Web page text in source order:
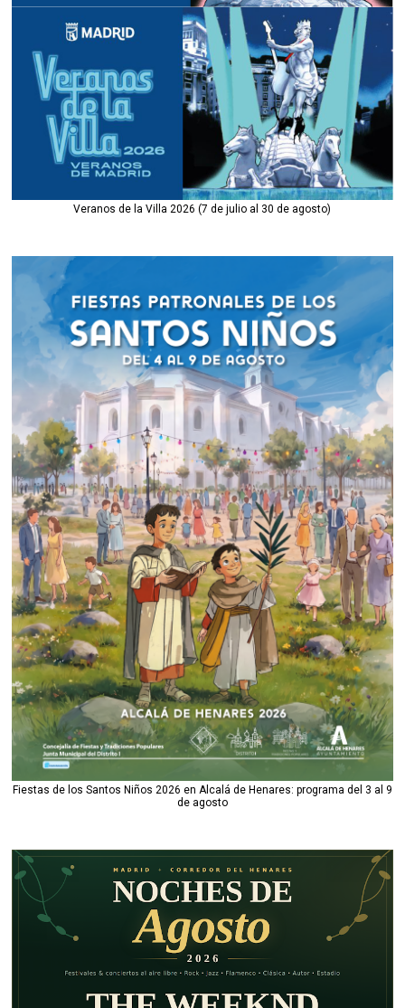
Veranos de la Villa 2026 (7 de julio al 30 de agosto)
Fiestas de los Santos Niños 2026 en Alcalá de Henares: programa del 3 al 9
de agosto